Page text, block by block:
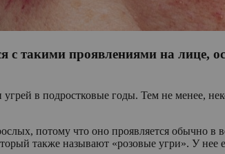
такими проявлениями на лице,
в подростковые годы. Тем не менее,
потому что оно проявляется обычно
также называют «розовые угри». У нее